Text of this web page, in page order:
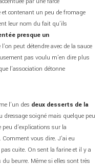
et contenant un peu de fromage
leur nom du fait qu’ils
presque un
peut détendre avec de la sauce
pas voulu m’en dire plus
l’association détonne
l’un des deux desserts de la
dressage soigné mais quelque peu
peu d’explications sur la
. Comment vous dire. J’ai eu
cuite. On sent la farine et il y a
beurre. Même si elles sont très